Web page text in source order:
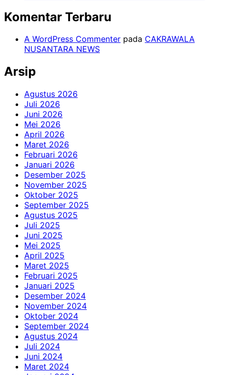
Komentar Terbaru
A WordPress Commenter pada CAKRAWALA
NUSANTARA NEWS
Arsip
Agustus 2026
Juli 2026
Juni 2026
Mei 2026
April 2026
Maret 2026
Februari 2026
Januari 2026
Desember 2025
November 2025
Oktober 2025
September 2025
Agustus 2025
Juli 2025
Juni 2025
Mei 2025
April 2025
Maret 2025
Februari 2025
Januari 2025
Desember 2024
November 2024
Oktober 2024
September 2024
Agustus 2024
Juli 2024
Juni 2024
Maret 2024